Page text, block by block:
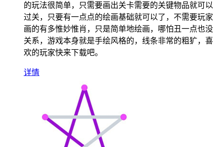
的玩法很简单，只需要画出关卡需要的关键物品就可以
过关，只要有一点点的绘画基础就可以了，不需要玩家
画的有多惟妙惟肖，只是简单地绘画，哪怕丑一点也没
关系，游戏本身就是手绘风格的，线条非常的粗犷，喜
欢的玩家快来下载吧。
详情